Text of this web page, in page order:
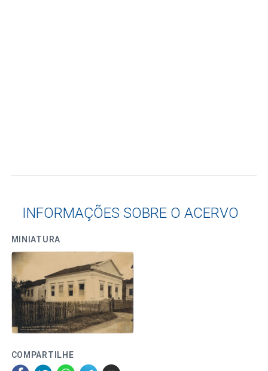
INFORMAÇÕES SOBRE O ACERVO
MINIATURA
COMPARTILHE